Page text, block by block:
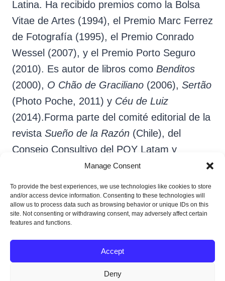
Manage Consent
To provide the best experiences, we use technologies like cookies to store
and/or access device information. Consenting to these technologies will
allow us to process data such as browsing behavior or unique IDs on this
site. Not consenting or withdrawing consent, may adversely affect certain
features and functions.
Accept
Deny
Latina. Ha recibido premios como la Bolsa
Vitae de Artes (1994), el Premio Marc Ferrez
de Fotografía (1995), el Premio Conrado
Wessel (2007), y el Premio Porto Seguro
(2010). Es autor de libros como Benditos
(2000), O Chão de Graciliano (2006), Sertão
(Photo Poche, 2011) y Céu de Luiz
(2014).Forma parte del comité editorial de la
revista Sueño de la Razón (Chile), del
Consejo Consultivo del POY Latam y
colabora con la World Press Photo
Foundation. Es director artístico del
Fotofestival SOLAR, fundador de la
Editora Tempo d’Imagemy presidente del